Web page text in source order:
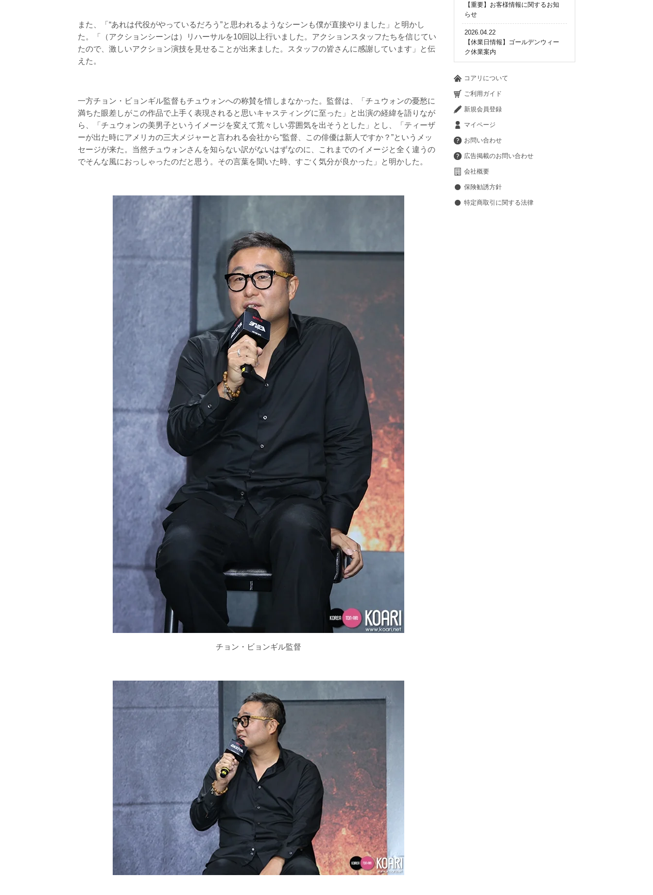
また、「“あれは代役がやっているだろう”と思われるようなシーンも僕が直接やりました」と明かし
た。「（アクションシーンは）リハーサルを10回以上行いました。アクションスタッフたちを信じてい
たので、激しいアクション演技を見せることが出来ました。スタッフの皆さんに感謝しています」と伝
えた。
一方チョン・ビョンギル監督もチュウォンへの称賛を惜しまなかった。監督は、「チュウォンの憂愁に
満ちた眼差しがこの作品で上手く表現されると思いキャスティングに至った」と出演の経緯を語りなが
ら、「チュウォンの美男子というイメージを変えて荒々しい雰囲気を出そうとした」とし、「ティーザ
ーが出た時にアメリカの三大メジャーと言われる会社から“監督、この俳優は新人ですか？”というメッ
セージが来た。当然チュウォンさんを知らない訳がないはずなのに、これまでのイメージと全く違うの
でそんな風におっしゃったのだと思う。その言葉を聞いた時、すごく気分が良かった」と明かした。
チョン・ビョンギル監督
【重要】お客様情報に関するお知
らせ
2026.04.22
【休業日情報】ゴールデンウィー
ク休業案内
コアリについて
ご利用ガイド
新規会員登録
マイページ
お問い合わせ
広告掲載のお問い合わせ
会社概要
保険勧誘方針
特定商取引に関する法律